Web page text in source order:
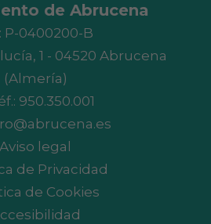
de Abrucena
P-0400200-B
1 - 04520 Abrucena
(Almería)
950.350.001
Aviso legal
de Privacidad
de Cookies